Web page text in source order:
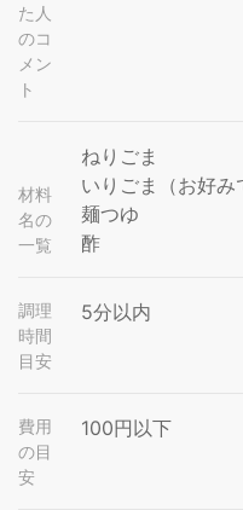
た人
のコ
メン
ト
材料
名の
一覧
ねりごま
いりごま（お好み
麺つゆ
酢
調理
時間
目安
5分以内
費用
の目
安
100円以下